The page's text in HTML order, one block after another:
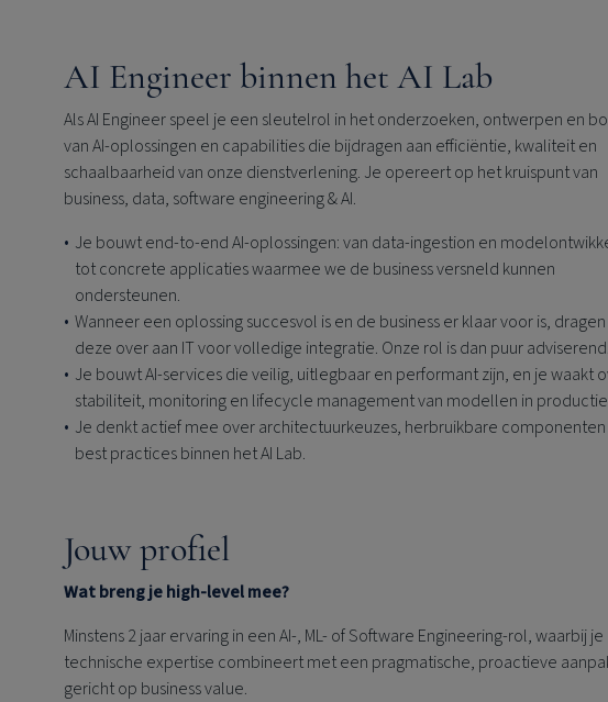
AI Engineer binnen het AI Lab
Als AI Engineer speel je een sleutelrol in het onderzoeken, ontwerpen en
van AI‑oplossingen en capabilities die bijdragen aan efficiëntie, kwaliteit en
schaalbaarheid van onze dienstverlening. Je opereert op het kruispunt van
business, data, software engineering & AI.
Je bouwt end‑to‑end AI‑oplossingen: van data‑ingestion en
tot concrete applicaties waarmee we de business versneld kunnen
ondersteunen.
Wanneer een oplossing succesvol is en de business er klaar voor is,
deze over aan IT voor volledige integratie. Onze rol is dan puur adviserend.
Je bouwt AI‑services die veilig, uitlegbaar en performant zijn, en je waakt
stabiliteit, monitoring en lifecycle management van modellen in
Je denkt actief mee over architectuurkeuzes, herbruikbare
best practices binnen het AI Lab.
Jouw profiel
Wat breng je high-level mee?
Minstens 2 jaar ervaring in een AI-, ML- of Software Engineering‑rol, waarbij je
technische expertise combineert met een pragmatische, proactieve
gericht op business value.